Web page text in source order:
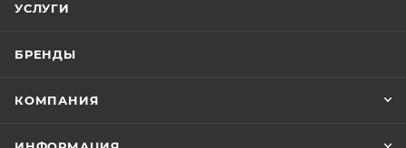
УСЛУГИ
БРЕНДЫ
КОМПАНИЯ